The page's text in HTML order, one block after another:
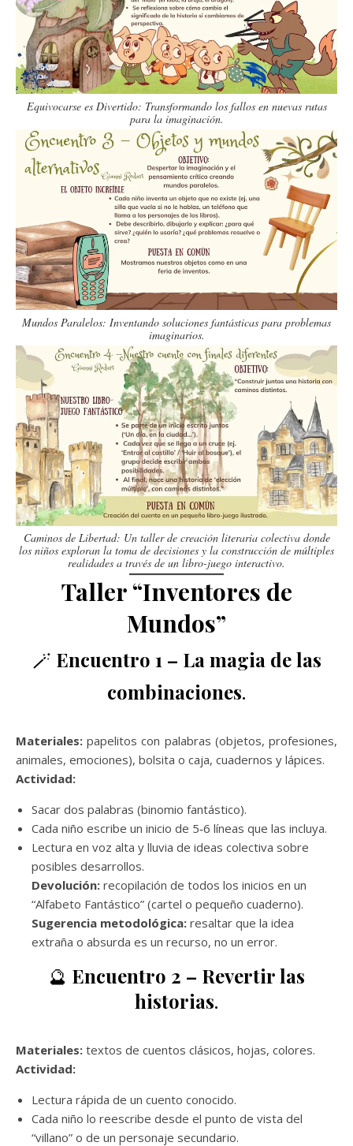
Equivocarse es Divertido: Transformando los fallos en nuevas rutas
para la imaginación.
Mundos Paralelos: Inventando soluciones fantásticas para problemas
imaginarios.
Caminos de Libertad: Un taller de creación literaria colectiva donde
los niños exploran la toma de decisiones y la construcción de múltiples
realidades a través de un libro-juego interactivo.
Taller “Inventores de
Mundos”
🪄 Encuentro 1 – La magia de las
combinaciones.
Materiales: papelitos con palabras (objetos, profesiones,
animales, emociones), bolsita o caja, cuadernos y lápices.
Actividad:
Sacar dos palabras (binomio fantástico).
Cada niño escribe un inicio de 5‑6 líneas que las incluya.
Lectura en voz alta y lluvia de ideas colectiva sobre
posibles desarrollos.
Devolución: recopilación de todos los inicios en un
“Alfabeto Fantástico” (cartel o pequeño cuaderno).
Sugerencia metodológica: resaltar que la idea
extraña o absurda es un recurso, no un error.
🔮 Encuentro 2 – Revertir las
historias.
Materiales: textos de cuentos clásicos, hojas, colores.
Actividad:
Lectura rápida de un cuento conocido.
Cada niño lo reescribe desde el punto de vista del
“villano” o de un personaje secundario.